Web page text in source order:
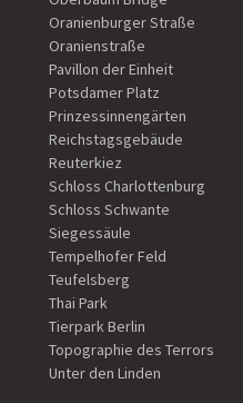
Oranienburger Straße
Oranienstraße
Pavillon der Einheit
Potsdamer Platz
Prinzessinnengärten
Reichstagsgebäude
Reuterkiez
Schloss Charlottenburg
Schloss Schwante
Siegessäule
Tempelhofer Feld
Teufelsberg
Thai Park
Tierpark Berlin
Topographie des Terrors
Unter den Linden